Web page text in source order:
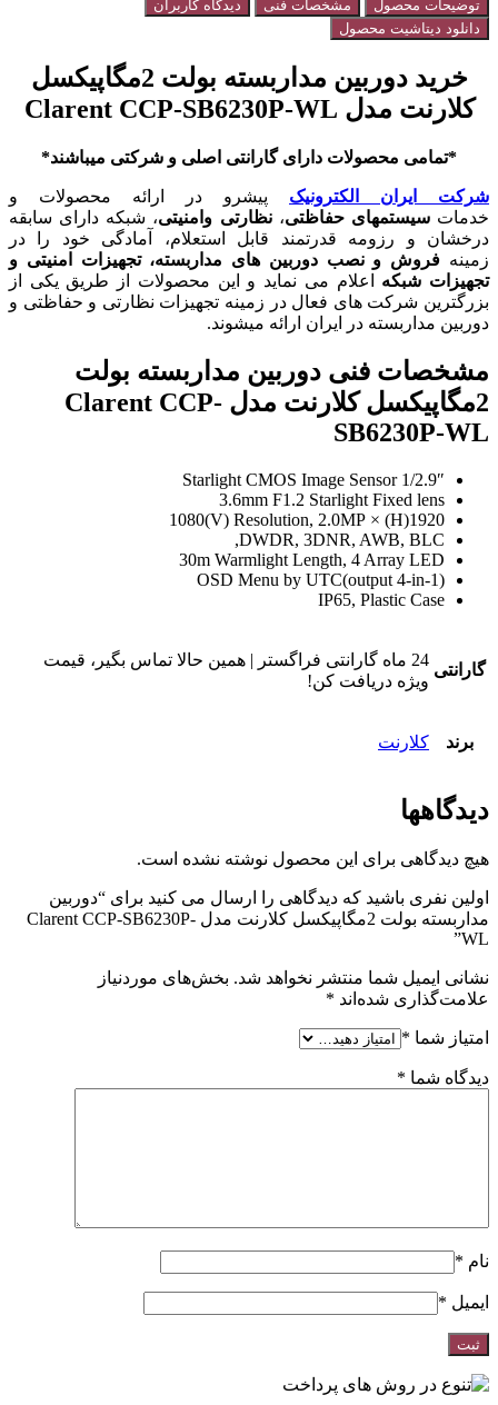
توضیحات محصول مشخصات فنی
دیدگاه کاربران
دانلود دیتاشیت محصول
خرید دوربین مداربسته بولت 2مگاپیکسل
کلارنت مدل Clarent CCP-SB6230P-WL
*تمامی محصولات دارای گارانتی اصلی و شرکتی میباشند*
شرکت ایران الکترونیک پیشرو در ارائه محصولات و
خدماتسیستمهای حفاظتی،نظارتی و امنیتی، شبکه دارای سابقه
درخشان و رزومه قدرتمند قابل استعلام، آمادگی خود را در
زمینه فروش ونصبدوربین های مداربسته، تجهیزات امنیتی و
تجهیزات شبکه اعلام می نماید و این محصولات از طریق یکی از
بزرگترین شرکت های فعال در زمینه تجهیزات نظارتی و حفاظتی و
دوربین مداربسته در ایران ارائه میشوند.
مشخصات فنی دوربین مداربسته بولت
2مگاپیکسل کلارنت مدل Clarent CCP-
SB6230P-WL
1/2.9″ Starlight CMOS Image Sensor
3.6mm F1.2 Starlight Fixed lens
1920(H) × 1080(V) Resolution, 2.0MP
DWDR, 3DNR, AWB, BLC,
30m Warmlight Length, 4 Array LED
OSD Menu by UTC(output 4-in-1)
IP65, Plastic Case
گارانتی
24 ماه گارانتی فراگستر | همین حالا تماس بگیر، قیمت
ویژه دریافت کن!
برند کلارنت
دیدگاهها
هیچ دیدگاهی برای این محصول نوشته نشده است.
اولین نفری باشید که دیدگاهی را ارسال می کنید برای “دوربین
مداربسته بولت 2مگاپیکسل کلارنت مدل Clarent CCP-SB6230P-
WL”
نشانی ایمیل شما منتشر نخواهد شد. بخش‌های موردنیاز
علامت‌گذاری شده‌اند *
امتیاز شما *
دیدگاه شما *
نام *
ایمیل *